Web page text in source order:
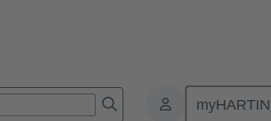
Produkter Förbindning